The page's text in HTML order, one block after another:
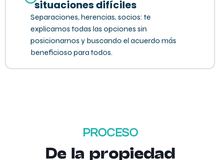
situaciones difíciles
Separaciones, herencias, socios: te
explicamos todas las opciones sin
posicionarnos y buscando el acuerdo más
beneficioso para todos.
PROCESO
De la propiedad